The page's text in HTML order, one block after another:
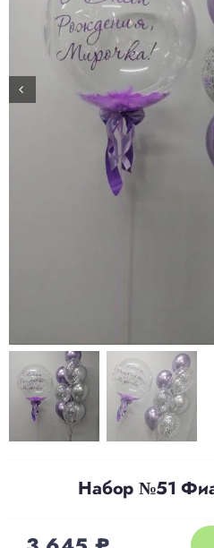
Доставка
О нас
Политика
Набор №51